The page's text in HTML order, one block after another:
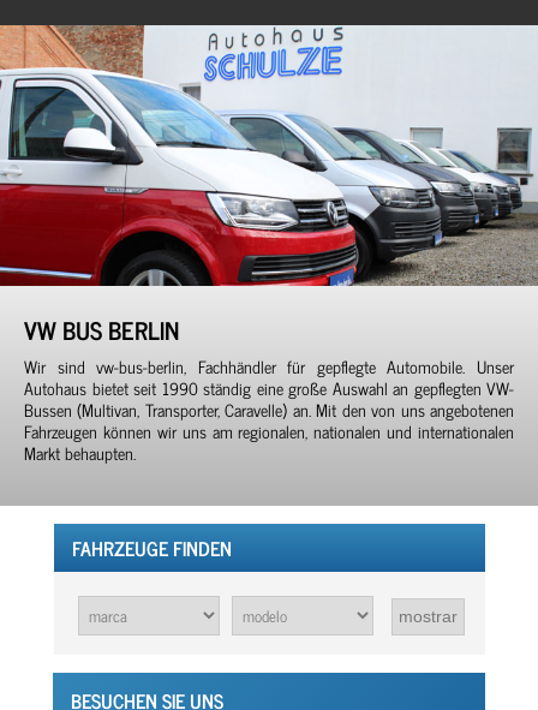
VW BUS BERLIN
Wir sind vw-bus-berlin, Fachhändler für gepflegte Automobile. Unser
Autohaus bietet seit 1990 ständig eine große Auswahl an gepflegten VW-
Bussen (Multivan, Transporter, Caravelle) an. Mit den von uns angebotenen
Fahrzeugen können wir uns am regionalen, nationalen und internationalen
Markt behaupten.
FAHRZEUGE FINDEN
BESUCHEN SIE UNS